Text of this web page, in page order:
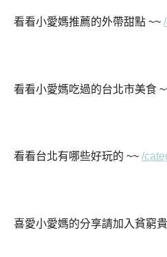
看看小愛媽推薦的外帶甜點 ~~
看看小愛媽吃過的台北市美食
看看台北有哪些好玩的 ~~ /
喜愛小愛媽的分享請加入貧窮